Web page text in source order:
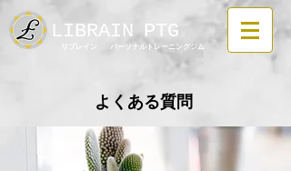
LIBRAIN PTG
リブレイン パーソナルトレーニングジム
よくある質問